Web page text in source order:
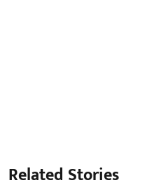
Related Stories